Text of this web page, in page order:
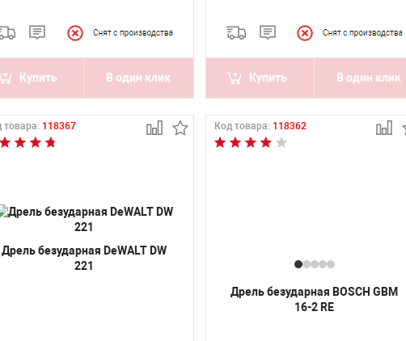
Купить В один клик Купить В один клик
товара: 118367
Дрель безударная DeWALT DW
221
Код товара: 118362
Дрель безударная BOSCH GBM
16-2 RE